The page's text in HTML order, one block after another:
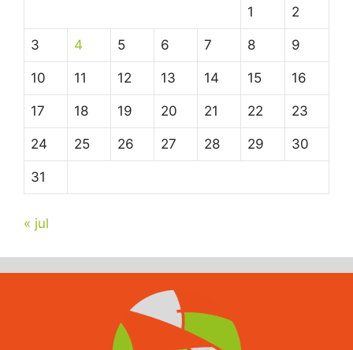
1 2
3 4 5 6 7 8 9
10 11 12 13 14 15 16
17 18 19 20 21 22 23
24 25 26 27 28 29 30
31
« jul